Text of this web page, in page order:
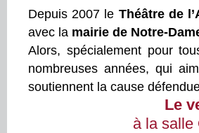
Depuis 2007 le Théâtre de
avec la mairie de Notre-
Alors, spécialement pour
nombreuses années, qui
soutiennent la cause
Le
à la salle